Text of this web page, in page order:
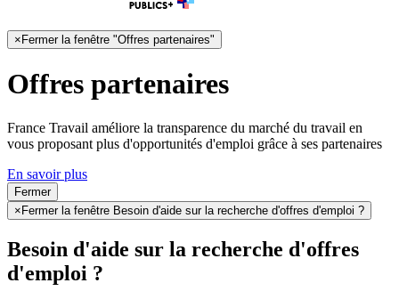
× Fermer la fenêtre "Offres partenaires"
Offres partenaires
France Travail améliore la transparence du marché du travail en
vous proposant plus d'opportunités d'emploi grâce à ses partenaires
En savoir plus
Fermer
× Fermer la fenêtre Besoin d'aide sur la recherche d'offres d'emploi ?
Besoin d'aide sur la recherche d'offres
d'emploi ?